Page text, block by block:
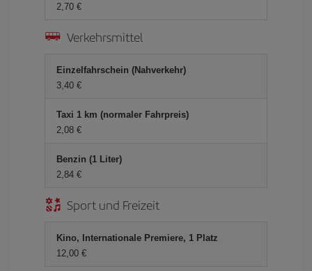
2,70 €
Verkehrsmittel
Einzelfahrschein (Nahverkehr)
3,40 €
Taxi 1 km (normaler Fahrpreis)
2,08 €
Benzin (1 Liter)
2,84 €
Sport und Freizeit
Kino, Internationale Premiere, 1 Platz
12,00 €